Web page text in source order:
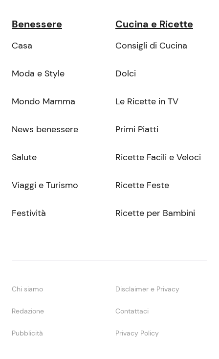
Benessere
Casa
Moda e Style
Mondo Mamma
News benessere
Salute
Viaggi e Turismo
Festività
Cucina e Ricette
Consigli di Cucina
Dolci
Le Ricette in TV
Primi Piatti
Ricette Facili e Veloci
Ricette Feste
Ricette per Bambini
Chi siamo Disclaimer e Privacy
Redazione Contattaci
Pubblicità Privacy Policy